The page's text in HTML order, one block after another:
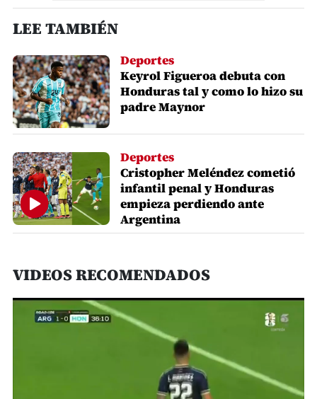
LEE TAMBIÉN
Deportes
Keyrol Figueroa debuta con
Honduras tal y como lo hizo su
padre Maynor
Deportes
Cristopher Meléndez cometió
infantil penal y Honduras
empieza perdiendo ante
Argentina
VIDEOS RECOMENDADOS